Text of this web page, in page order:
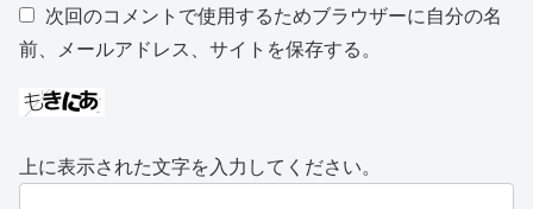
次回のコメントで使用するためブラウザーに自分の名
前、メールアドレス、サイトを保存する。
上に表示された文字を入力してください。